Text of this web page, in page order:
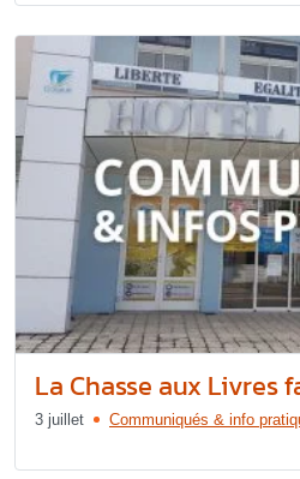
La Chasse aux Livres
3 juillet Communiqués & info